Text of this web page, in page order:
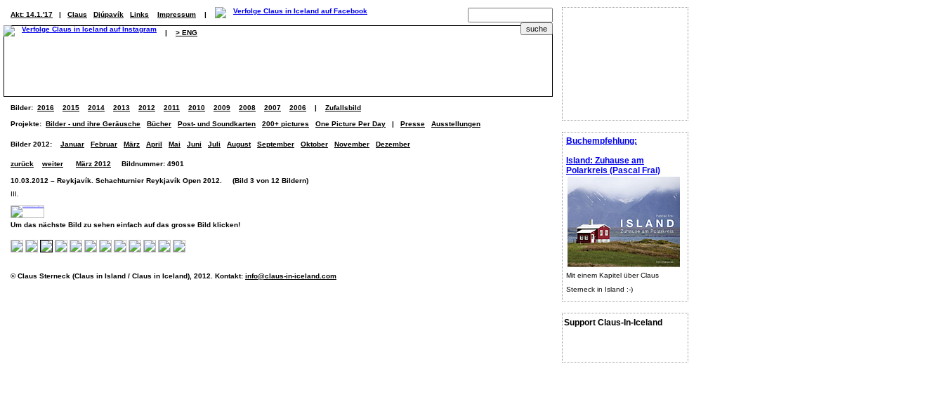
Buchempfehlung:
Island: Zuhause am
Polarkreis (Pascal Frai)
Mit einem Kapitel über Claus
Sterneck in Island :-)
Support Claus-In-Iceland
Akt: 14.1.'17 | Claus Djúpavík Links Impressum |
| > ENG
Bilder: 2016 2015 2014 2013 2012 2011 2010 2009 2008 2007 2006 | Zufallsbild
Projekte: Bilder - und ihre Geräusche Bücher Post- und Soundkarten 200+ pictures One Picture Per Day | Presse Ausstellungen
Bilder 2012: Januar Februar März April Mai Juni Juli August September Oktober November Dezember
zurück weiter März 2012 Bildnummer: 4901
10.03.2012 – Reykjavík. Schachturnier Reykjavík Open 2012. (Bild 3 von 12 Bildern)
III.
Um das nächste Bild zu sehen einfach auf das grosse Bild klicken!
© Claus Sterneck (Claus in Island / Claus in Iceland), 2012. Kontakt: info@claus-in-iceland.com